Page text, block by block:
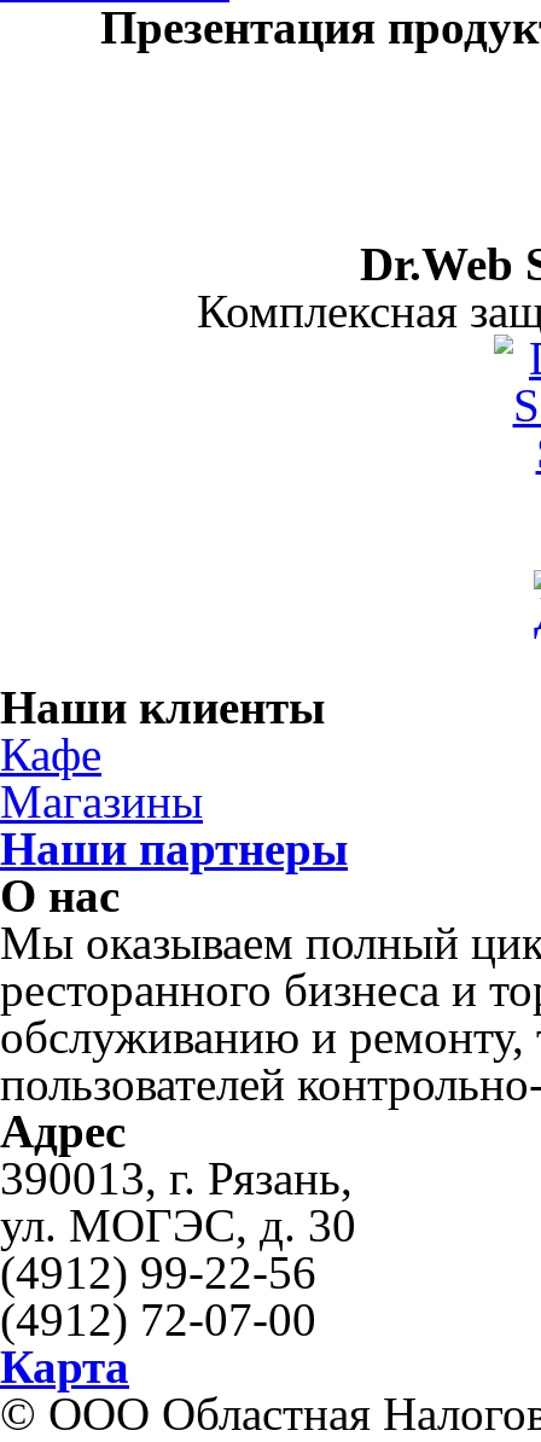
Презентация
Dr.Web
Комплексная
Наши клиенты
Кафе
Магазины
Наши партнеры
О нас
Мы оказываем полный
ресторанного бизнеса и
обслуживанию и
пользователей
Адрес
390013, г. Рязань,
ул. МОГЭС, д. 30
(4912) 99-22-56
(4912) 72-07-00
Карта
© ООО Областная